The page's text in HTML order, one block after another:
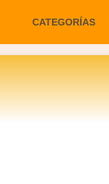
CATEGORÍAS